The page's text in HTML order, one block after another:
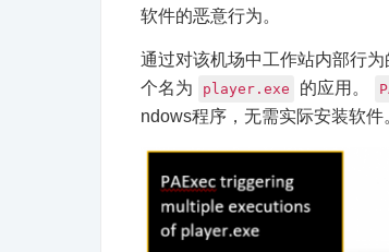
软件的恶意行为。
通过对该机场中工作站内部行
个名为
player.exe 的应用。
ndows程序，无需实际安装软件